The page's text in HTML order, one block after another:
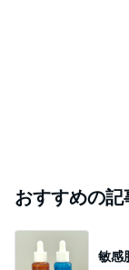
おすすめの記
敏感